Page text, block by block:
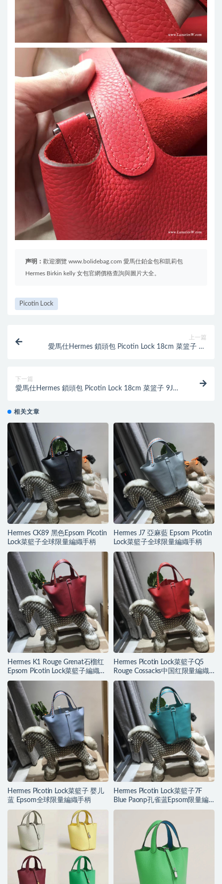
声明： 歡迎瀏覽 www.bolidebag.com 愛馬仕鉑金包和凱莉包
Hermes Birkin kelly 女包官網價格查詢與圖片大全。
Picotin Lock
上一篇
愛馬仕Hermes 鎖頭包 Picotin Lock 18cm 菜篮子 3P
下一篇
愛馬仕Hermes 鎖頭包 Picotin Lock 18cm 菜篮子 9J
相关文章
Hermes CK89 黑色Epsom Picotin
Lock菜籃子全球限量編織手柄
Hermes J7 亞麻藍 Epsom Picotin
Lock菜籃子全球限量編織手柄
Hermes K1 Rouge Grenat石榴红
Epsom Picotin Lock菜籃子編織手
柄
Hermes Picotin Lock菜籃子Q5
Rouge Cossacks中国红限量編織
手柄
Hermes Picotin Lock菜籃子 婴儿
蓝 Epsom全球限量編織手柄
Hermes Picotin Lock菜籃子7F
Blue Paonp孔雀蓝Epsom限量編
織手柄